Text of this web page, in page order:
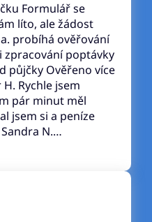
Formulář se
líto, ale žádost
probíhá ověřování
poptávky
půjčky Ověřeno více
Rychle jsem
pár minut měl
jsem si a peníze
N.…